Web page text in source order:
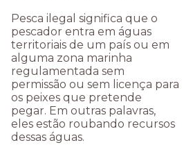
Pesca ilegal significa que o
pescador entra em águas
territoriais de um país ou em
alguma zona marinha
regulamentada sem
permissão ou sem licença para
os peixes que pretende
pegar. Em outras palavras,
eles estão roubando recursos
dessas águas.